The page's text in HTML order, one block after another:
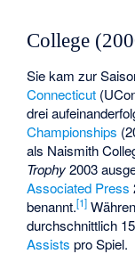
College
Sie kam zur
Connecticut
drei
Championships
als Naismith
Trophy2003
Associated Press
benannt.[1]
durchschnittlich
Assists pro Spiel.